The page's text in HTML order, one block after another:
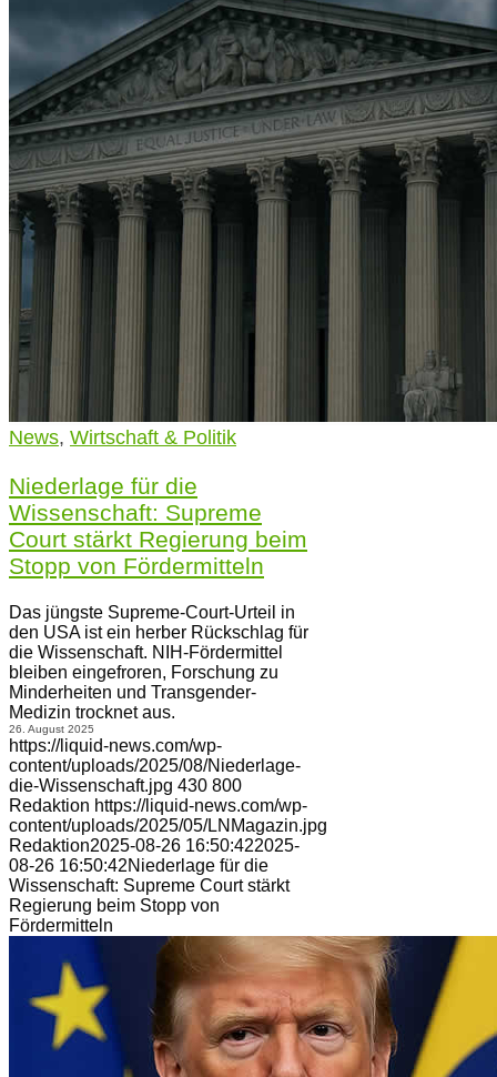
News, Wirtschaft & Politik
Niederlage für die
Wissenschaft: Supreme
Court stärkt Regierung beim
Stopp von Fördermitteln
Das jüngste Supreme-Court-Urteil in
den USA ist ein herber Rückschlag für
die Wissenschaft. NIH-Fördermittel
bleiben eingefroren, Forschung zu
Minderheiten und Transgender-
Medizin trocknet aus.
26. August 2025
https://liquid-news.com/wp-
content/uploads/2025/08/Niederlage-
die-Wissenschaft.jpg 430 800
Redaktion https://liquid-news.com/wp-
content/uploads/2025/05/LNMagazin.jpg
Redaktion2025-08-26 16:50:422025-
08-26 16:50:42Niederlage für die
Wissenschaft: Supreme Court stärkt
Regierung beim Stopp von
Fördermitteln